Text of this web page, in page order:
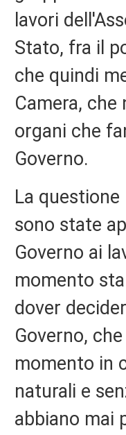
lavori
Stato, fra il
che quindi
Camera,
organi che
Governo.
La
sono state
Governo ai
momento
dover
Governo,
momento in
naturali e
abbiano mai